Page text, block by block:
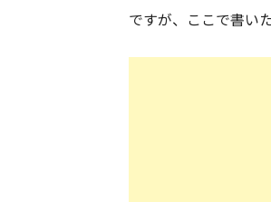
ですが、ここで書い